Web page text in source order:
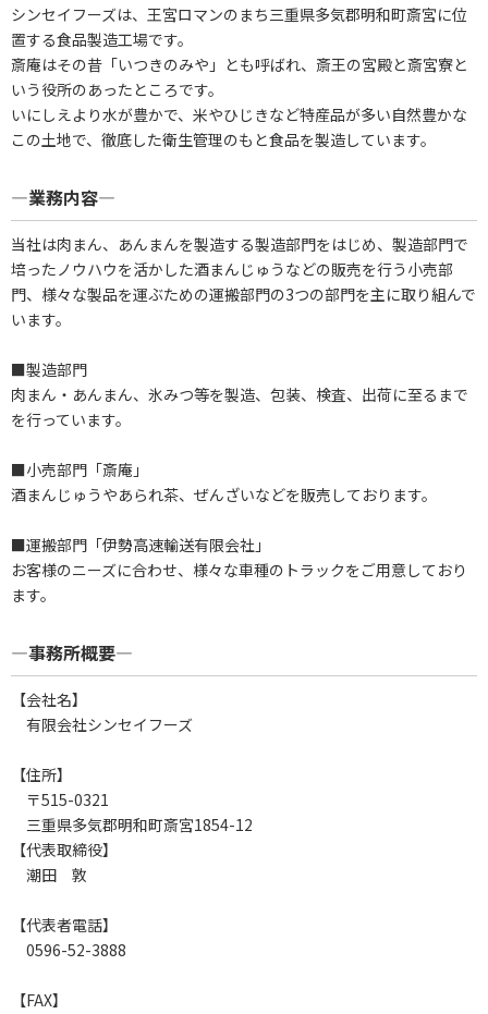
シンセイフーズは、王宮ロマンのまち三重県多気郡明和町斎宮に位
置する食品製造工場です。
斎庵はその昔「いつきのみや」とも呼ばれ、斎王の宮殿と斎宮寮と
いう役所のあったところです。
いにしえより水が豊かで、米やひじきなど特産品が多い自然豊かな
この土地で、徹底した衛生管理のもと食品を製造しています。
―業務内容―
当社は肉まん、あんまんを製造する製造部門をはじめ、製造部門で
培ったノウハウを活かした酒まんじゅうなどの販売を行う小売部
門、様々な製品を運ぶための運搬部門の3つの部門を主に取り組んで
います。
■製造部門
肉まん・あんまん、氷みつ等を製造、包装、検査、出荷に至るまで
を行っています。
■小売部門「斎庵」
酒まんじゅうやあられ茶、ぜんざいなどを販売しております。
■運搬部門「伊勢高速輸送有限会社」
お客様のニーズに合わせ、様々な車種のトラックをご用意しており
ます。
―事務所概要―
【会社名】
有限会社シンセイフーズ
【住所】
〒515-0321
三重県多気郡明和町斎宮1854-12
【代表取締役】
潮田 敦
【代表者電話】
0596-52-3888
【FAX】